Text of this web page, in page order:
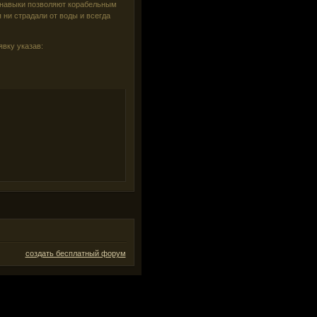
позволяют корабельным
страдали от воды и всегда
указав:
создать бесплатный форум